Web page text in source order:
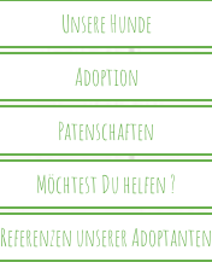
Unsere Hunde
Adoption
Patenschaften
Möchtest Du helfen ?
Referenzen unserer Adoptanten